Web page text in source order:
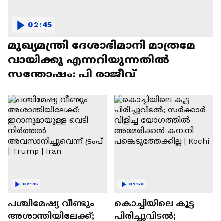
മുഖ്യമന്ത്രി ദേശാഭിമാനി മാത്രമേ
വായിക്കൂ എന്നറിയുന്നതിൽ
സന്തോഷം: പി രാജീവ്
02:45
പശ്ചിമേഷ്യ വീണ്ടും
അശാന്തിയിലേക്ക്;
02:45
കൊച്ചിയിലെ കൂട്ട
പിരിച്ചുവിടൽ;
01:59